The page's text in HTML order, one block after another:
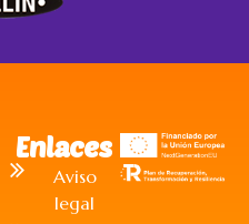
Enlaces
Aviso
legal